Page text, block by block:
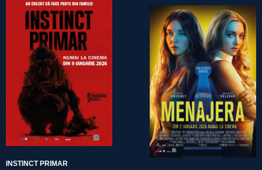
INSTINCT PRIMAR